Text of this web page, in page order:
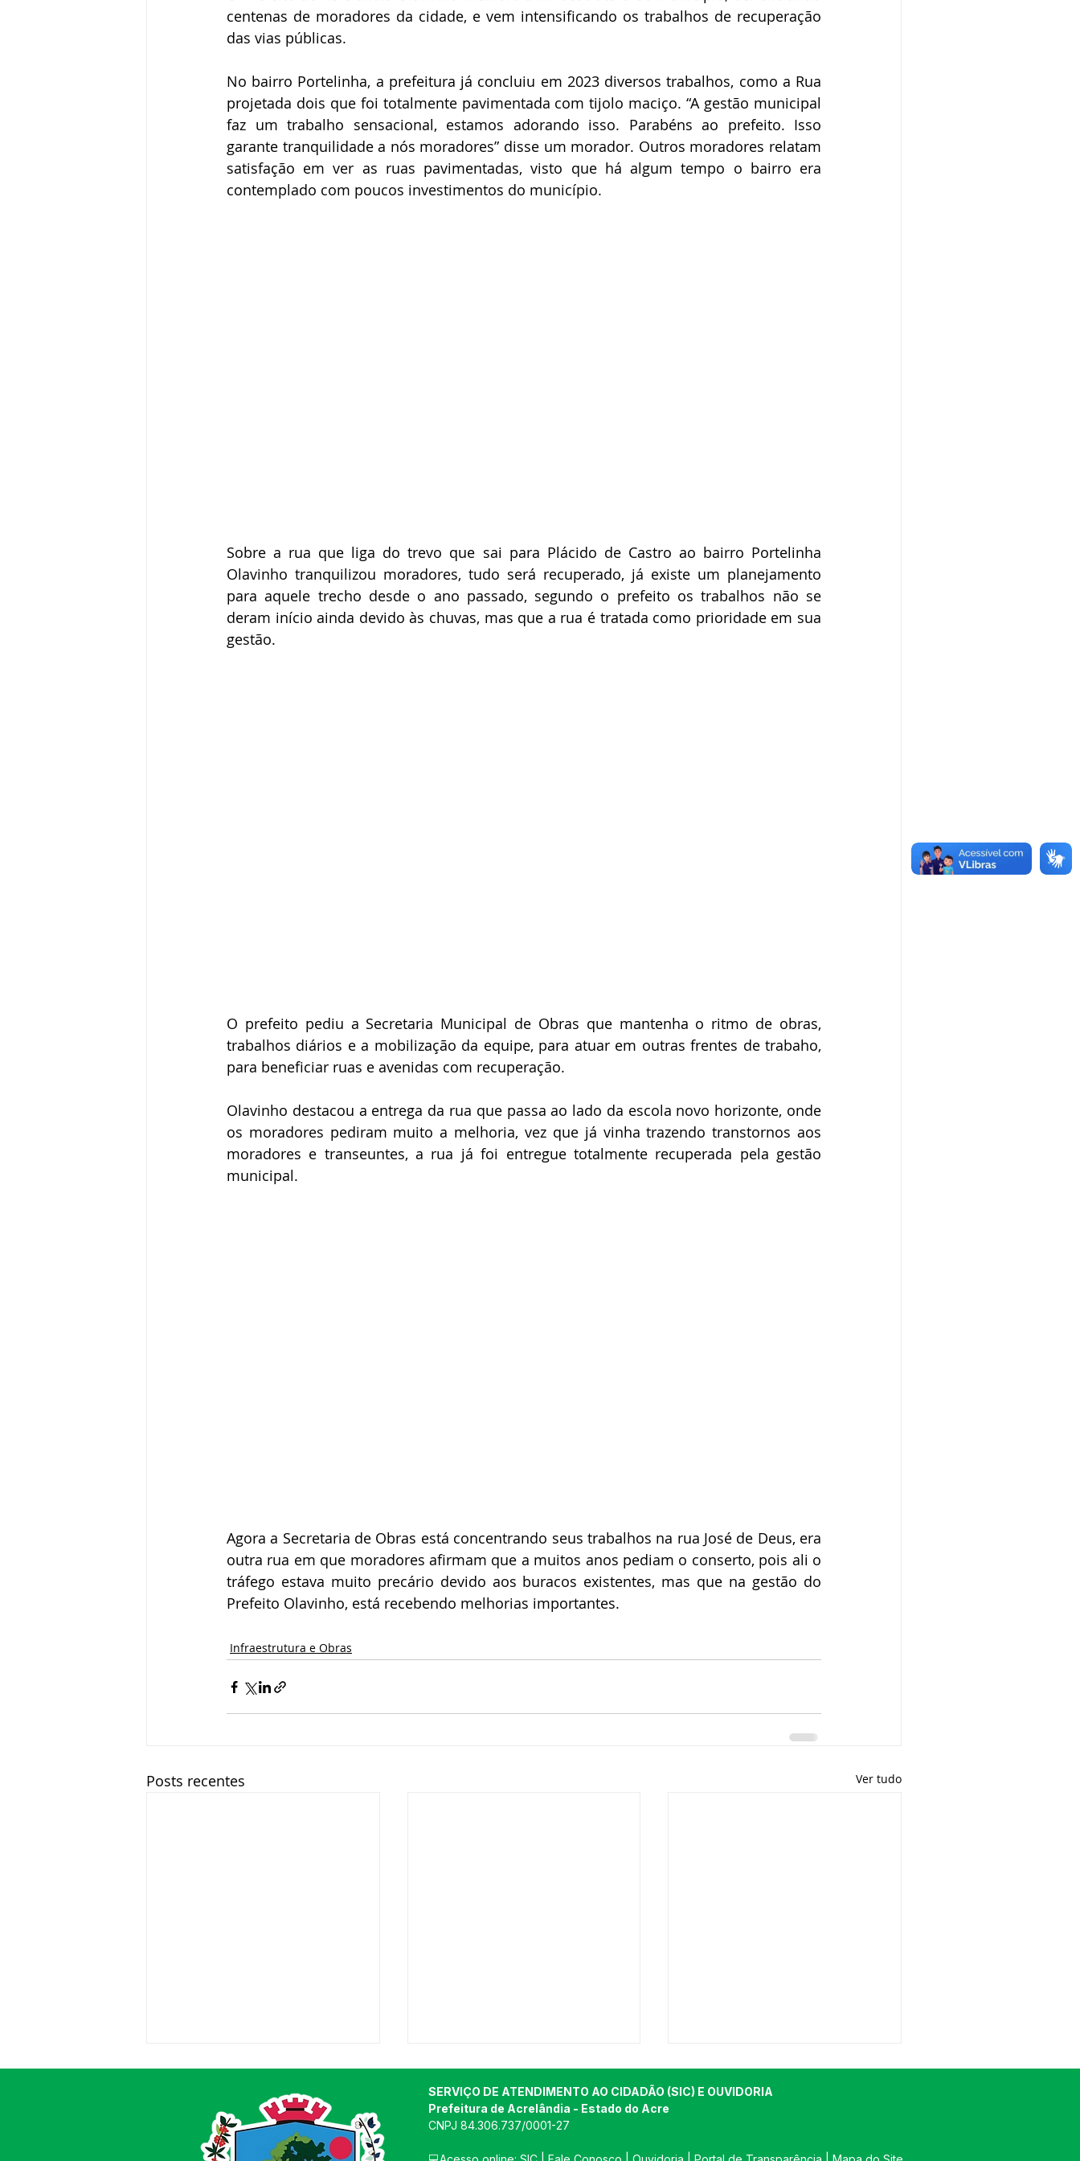
centenas de moradores da cidade, e vem intensificando os trabalhos de recuperação
das vias públicas.
No bairro Portelinha, a prefeitura já concluiu em 2023 diversos trabalhos, como a Rua
projetada dois que foi totalmente pavimentada com tijolo maciço. “A gestão municipal
faz um trabalho sensacional, estamos adorando isso. Parabéns ao prefeito. Isso
garante tranquilidade a nós moradores” disse um morador. Outros moradores relatam
satisfação em ver as ruas pavimentadas, visto que há algum tempo o bairro era
contemplado com poucos investimentos do município.
Sobre a rua que liga do trevo que sai para Plácido de Castro ao bairro Portelinha
Olavinho tranquilizou moradores, tudo será recuperado, já existe um planejamento
para aquele trecho desde o ano passado, segundo o prefeito os trabalhos não se
deram início ainda devido às chuvas, mas que a rua é tratada como prioridade em sua
gestão.
O prefeito pediu a Secretaria Municipal de Obras que mantenha o ritmo de obras,
trabalhos diários e a mobilização da equipe, para atuar em outras frentes de trabaho,
para beneficiar ruas e avenidas com recuperação.
Olavinho destacou a entrega da rua que passa ao lado da escola novo horizonte, onde
os moradores pediram muito a melhoria, vez que já vinha trazendo transtornos aos
moradores e transeuntes, a rua já foi entregue totalmente recuperada pela gestão
municipal.
Agora a Secretaria de Obras está concentrando seus trabalhos na rua José de Deus, era
outra rua em que moradores afirmam que a muitos anos pediam o conserto, pois ali o
tráfego estava muito precário devido aos buracos existentes, mas que na gestão do
Prefeito Olavinho, está recebendo melhorias importantes.
Infraestrutura e Obras
Posts recentes Ver tudo
SERVIÇO DE ATENDIMENTO AO CIDADÃO (SIC) E OUVIDORIA
Prefeitura de Acrelândia - Estado do Acre
CNPJ 84.306.737/0001-27